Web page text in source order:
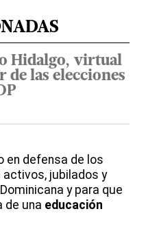
Hidalgo, virtual
de las elecciones
en defensa de los
activos, jubilados y
y para que
de una educación